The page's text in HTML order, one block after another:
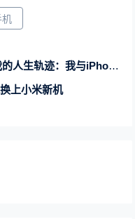
机
轨迹：我与iPhone的14年
上小米新机